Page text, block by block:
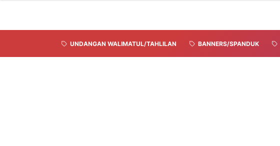
UNDANGAN WALIMATUL/TAHLILAN BANNERS/SPANDUK